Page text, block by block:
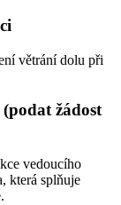
větrání dolu při
žádost
vedoucího
která splňuje